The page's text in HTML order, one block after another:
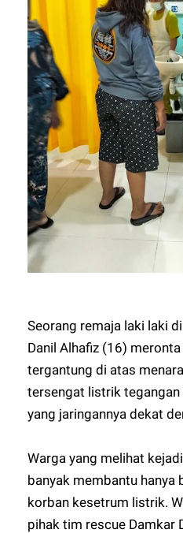
Seorang remaja laki laki
Danil Alhafiz (16)
tergantung di atas
tersengat listrik
yang jaringannya dekat
Warga yang melihat
banyak membantu hanya
korban kesetrum listrik.
pihak tim rescue Damkar